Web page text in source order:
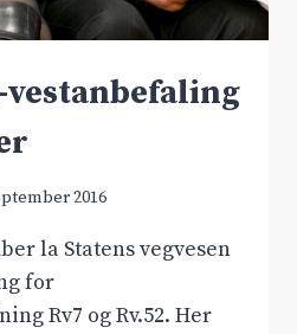
vestanbefaling
2016
la Statens vegvesen
for
Rv7 og Rv.52. Her